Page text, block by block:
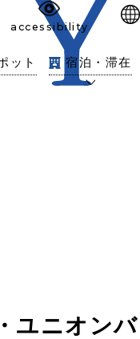
ット 宿泊・滞在
ニオン